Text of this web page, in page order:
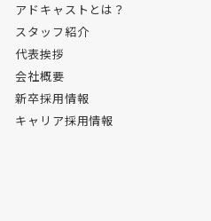
アドキャストとは？
スタッフ紹介
代表挨拶
会社概要
新卒採用情報
キャリア採用情報